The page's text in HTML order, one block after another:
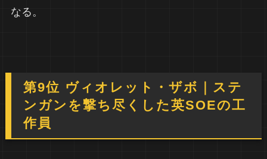
なる。
第9位 ヴィオレット・ザボ｜ステ
ンガンを撃ち尽くした英SOEの工
作員